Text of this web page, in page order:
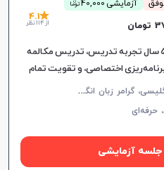
آزمایشی 40,000 توما
4.1
از 114 نظر
مدرک پژوهش محور TTC، بیش از 5 سال تجربه تدریس، تدریس مکالمه
اختصاصی، و تقویت تمام
م
کالمه زبان انگلیسی، گرامر زبان انگلیسی، زبان انگلیسی آمریکایی، زبان انگلیسی هفتم دبیرستان، زبان انگلیسی هشتم دبیرستان، زبان انگلیسی نهم دبیرستان، زبان انگلیسی دهم دبیرستان، زبان انگلیسی یازدهم دبیرستان، زبان انگلیسی عمومی، زبان انگلیسی دوازدهم دبیرستان، زبان انگلیسی کنکور سراسری، زبان انگلیسی کودکان
حرفه‌ای
جلسه آزمایشی